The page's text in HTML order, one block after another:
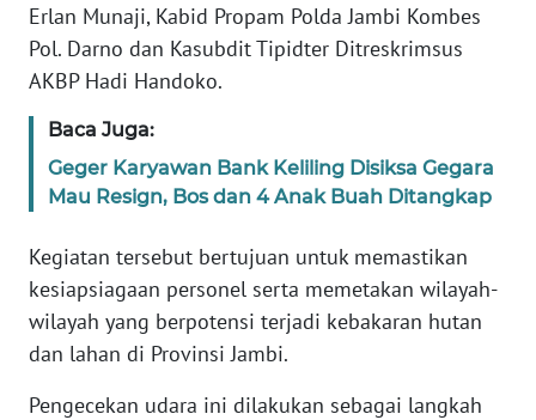
Erlan Munaji, Kabid Propam Polda Jambi Kombes
Pol. Darno dan Kasubdit Tipidter Ditreskrimsus
AKBP Hadi Handoko.
Baca Juga:
Geger Karyawan Bank Keliling Disiksa Gegara
Mau Resign, Bos dan 4 Anak Buah Ditangkap
Kegiatan tersebut bertujuan untuk memastikan
kesiapsiagaan personel serta memetakan wilayah-
wilayah yang berpotensi terjadi kebakaran hutan
dan lahan di Provinsi Jambi.
Pengecekan udara ini dilakukan sebagai langkah
DISCLAIMER
Wahana
News
Regional
WN
WN
JAKARTA
JABAR